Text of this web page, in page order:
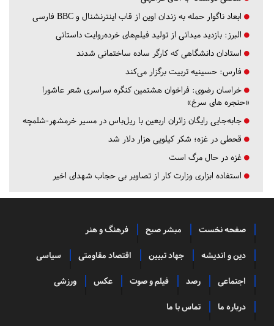
ابعاد ناگوار حمله به زندان اوین از قاب اینترنشنال و BBC فارسی
البرز: بازدید میدانی از تولید فیلم‌های خرده‌روایت داستانی
استادان دانشگاهی که کارگر ساده ساختمانی شدند
فارس: حسینیه تربیت برگزار می‌کند
خراسان رضوی: فراخوان هشتمین کنگره سراسری شعر عاشورا
«حنجره های سرخ»
جابه‌جایی رایگان زائران اربعین با ریل‌باس در مسیر خرمشهر-شلمچه
قحطی در غزه؛ شکر کیلویی هزار دلار شد
غزه در حال مرگ است
استفاده ابزاری وزارت کار از تصاویر بی حجاب شهدای اخیر
صفحه نخست مبشر صبح فرهنگ و هنر
دین و اندیشه جهاد تبیین اقتصاد مقاومتی سیاسی
اجتماعی رصد فیلم و صوت عکس ورزشی
درباره ما تماس با ما